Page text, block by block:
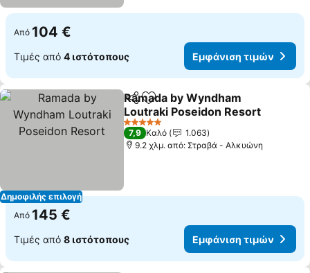
Από 104 €
Τιμές από 4 ιστότοπους Εμφάνιση τιμών
Δημοφιλής επιλογή
Κοινοποίηση
Προσθήκη στα αγαπημένα
Ramada by Wyndham
Loutraki Poseidon Resort
5 Αστέρια
7,9 Καλό
1.063
9.2 χλμ. από: Στραβά - Αλκυώνη
Από 145 €
Τιμές από 8 ιστότοπους Εμφάνιση τιμών